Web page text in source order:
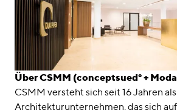
Über CSMM (conceptsued° +
CSMM versteht sich seit 16 Jahren
Architekturunternehmen, das sich